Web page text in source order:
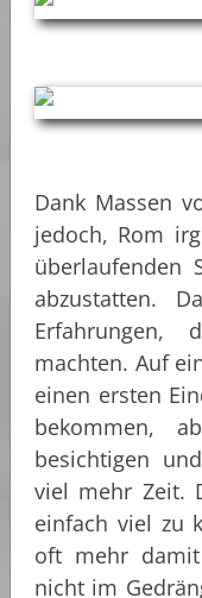
Dank Massen
jedoch, Rom
überlaufenden
abzustatten.
machten. Auf
einen ersten
bekommen,
besichtigen
viel mehr Zeit.
einfach viel zu
oft mehr
nicht im